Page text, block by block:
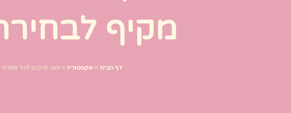
מקיף
דף הבית »אקססוריז »סוגי תיקים לכל